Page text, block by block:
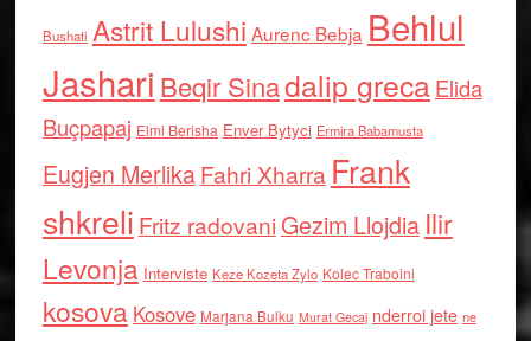
Bushati Astrit Lulushi Aurenc Bebja Behlul
Jashari Beqir Sinadalip grecaElida
Buçpapaj Elmi Berisha Enver Bytyci Ermira Babamusta
Eugjen MerlikaFahri Xharra Frank
shkreli Fritz radovaniGezim Llojdia Ilir
Levonja Interviste Keze Kozeta Zylo Kolec Traboini
kosova Kosove Marjana Bulku Murat Gecaj nderroi jete ne